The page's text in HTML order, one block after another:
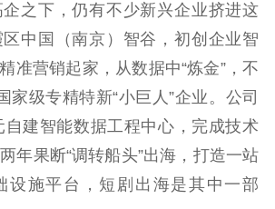
下，仍有不少新兴企业挤进这
中国（南京）智谷，初创企业智
准营销起家，从数据中“炼金”，不
家级专精特新“小巨人”企业。公司
自建智能数据工程中心，完成技术
年果断“调转船头”出海，打造一站
设施平台，短剧出海是其中一部